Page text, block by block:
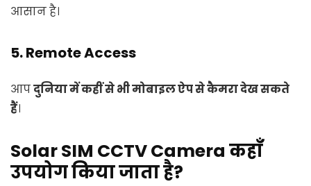
आसान है।
5. Remote Access
आपदुनिया में कहीं से भी मोबाइल ऐप से कैमरा देख सकते
हैं।
Solar SIM CCTV Camera कहाँ
उपयोग किया जाता है?